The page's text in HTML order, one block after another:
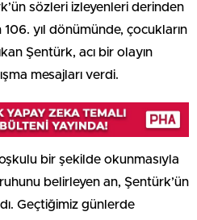
sözleri izleyenleri derinden
106. yıl dönümünde, çocukların
Şentürk, acı bir olayın
mesajları verdi.
bir şekilde okunmasıyla
belirleyen an, Şentürk’ün
Geçtiğimiz günlerde